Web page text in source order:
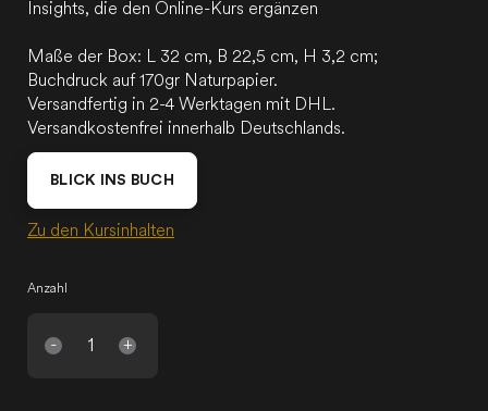
Insights, die den Online-Kurs ergänzen
Maße der Box: L 32 cm, B 22,5 cm, H 3,2 cm;
Buchdruck auf 170gr Naturpapier.
Versandfertig in 2-4 Werktagen mit DHL.
Versandkostenfrei innerhalb Deutschlands.
BLICK INS BUCH
Zu den Kursinhalten
Anzahl
- +